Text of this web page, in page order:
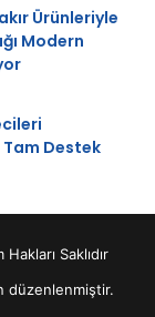
Ürünleriyle
Modern
Tam Destek
Saklıdır
düzenlenmiştir.